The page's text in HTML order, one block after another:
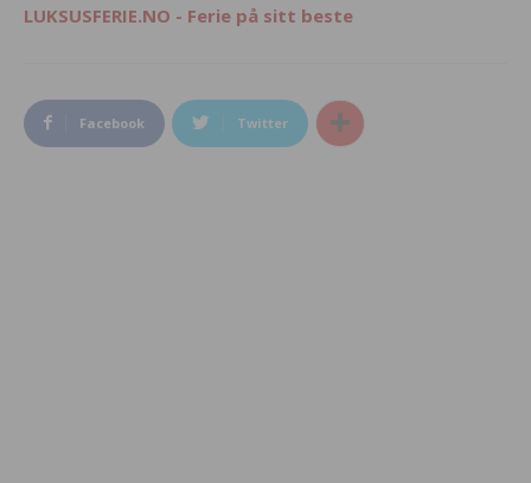
LUKSUSFERIE.NO - Ferie på sitt beste
Facebook Twitter